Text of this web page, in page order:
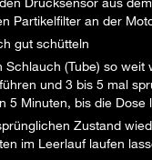
Partikelfilter an der
gut schütteln
Schlauch (Tube) so weit
und 3 bis 5 mal
5 Minuten, bis die Dose
Zustand
im Leerlauf laufen